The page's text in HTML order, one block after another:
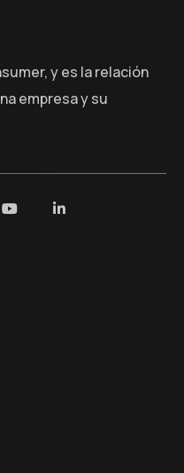
y es la relación
empresa y su